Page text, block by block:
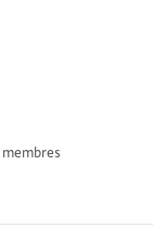
membres